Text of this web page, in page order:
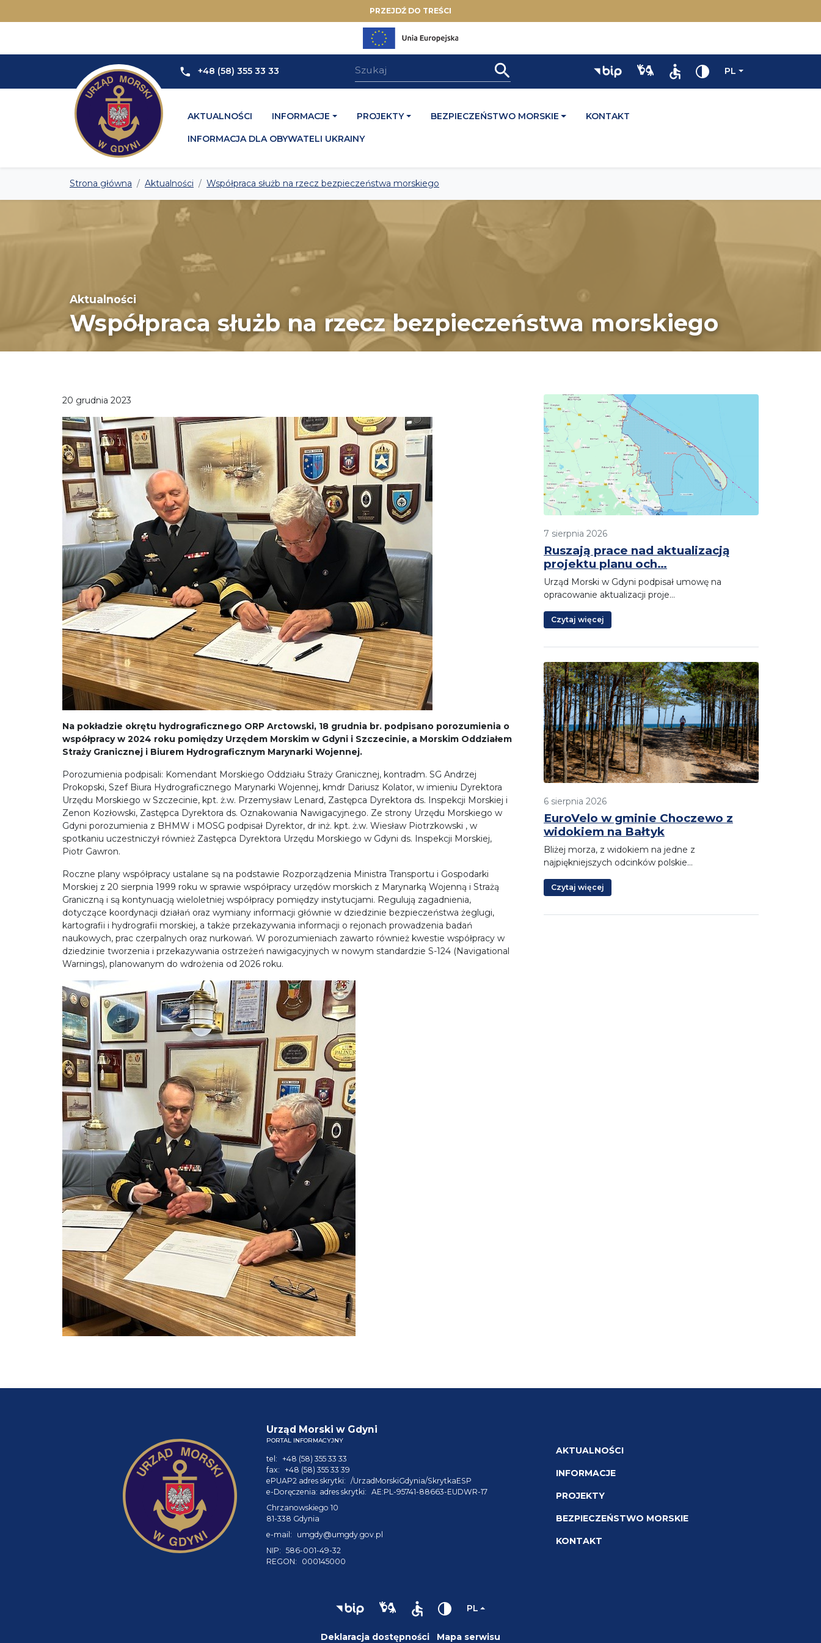
PRZEJDŹ DO TREŚCI
+48 (58) 355 33 33 PL
AKTUALNOŚCI INFORMACJE PROJEKTY BEZPIECZEŃSTWO MORSKIE KONTAKT
INFORMACJA DLA OBYWATELI UKRAINY
Strona główna Aktualności Współpraca służb na rzecz bezpieczeństwa morskiego
Aktualności
Współpraca służb na rzecz bezpieczeństwa morskiego
20 grudnia 2023
Na pokładzie okrętu hydrograficznego ORP Arctowski, 18 grudnia br. podpisano porozumienia o
współpracy w 2024 roku pomiędzy Urzędem Morskim w Gdyni i Szczecinie, a Morskim Oddziałem
Straży Granicznej i Biurem Hydrograficznym Marynarki Wojennej.
Porozumienia podpisali: Komendant Morskiego Oddziału Straży Granicznej, kontradm. SG Andrzej
Prokopski, Szef Biura Hydrograficznego Marynarki Wojennej, kmdr Dariusz Kolator, w imieniu Dyrektora
Urzędu Morskiego w Szczecinie, kpt. ż.w. Przemysław Lenard, Zastępca Dyrektora ds. Inspekcji Morskiej i
Zenon Kozłowski, Zastępca Dyrektora ds. Oznakowania Nawigacyjnego. Ze strony Urzędu Morskiego w
Gdyni porozumienia z BHMW i MOSG podpisał Dyrektor, dr inż. kpt. ż.w. Wiesław Piotrzkowski , w
spotkaniu uczestniczył również Zastępca Dyrektora Urzędu Morskiego w Gdyni ds. Inspekcji Morskiej,
Piotr Gawron.
Roczne plany współpracy ustalane są na podstawie Rozporządzenia Ministra Transportu i Gospodarki
Morskiej z 20 sierpnia 1999 roku w sprawie współpracy urzędów morskich z Marynarką Wojenną i Strażą
Graniczną i są kontynuacją wieloletniej współpracy pomiędzy instytucjami. Regulują zagadnienia,
dotyczące koordynacji działań oraz wymiany informacji głównie w dziedzinie bezpieczeństwa żeglugi,
kartografii i hydrografii morskiej, a także przekazywania informacji o rejonach prowadzenia badań
naukowych, prac czerpalnych oraz nurkowań. W porozumieniach zawarto również kwestie współpracy w
dziedzinie tworzenia i przekazywania ostrzeżeń nawigacyjnych w nowym standardzie S-124 (Navigational
Warnings), planowanym do wdrożenia od 2026 roku.
7 sierpnia 2026
Ruszają prace nad aktualizacją
projektu planu och…
Urząd Morski w Gdyni podpisał umowę na
opracowanie aktualizacji proje…
Czytaj więcej
6 sierpnia 2026
EuroVelo w gminie Choczewo z
widokiem na Bałtyk
Bliżej morza, z widokiem na jedne z
najpiękniejszych odcinków polskie…
Czytaj więcej
Urząd Morski w Gdyni
PORTAL INFORMACYJNY
tel: +48 (58) 355 33 33
fax: +48 (58) 355 33 39
ePUAP2 adres skrytki: /UrzadMorskiGdynia/SkrytkaESP
e-Doręczenia: adres skrytki: AE:PL-95741-88663-EUDWR-17
Chrzanowskiego 10
81-338 Gdynia
e-mail:
umgdy@umgdy.gov.pl
NIP: 586-001-49-32
REGON:
000145000
AKTUALNOŚCI
INFORMACJE
PROJEKTY
BEZPIECZEŃSTWO MORSKIE
KONTAKT
PL
Deklaracja dostępności Mapa serwisu